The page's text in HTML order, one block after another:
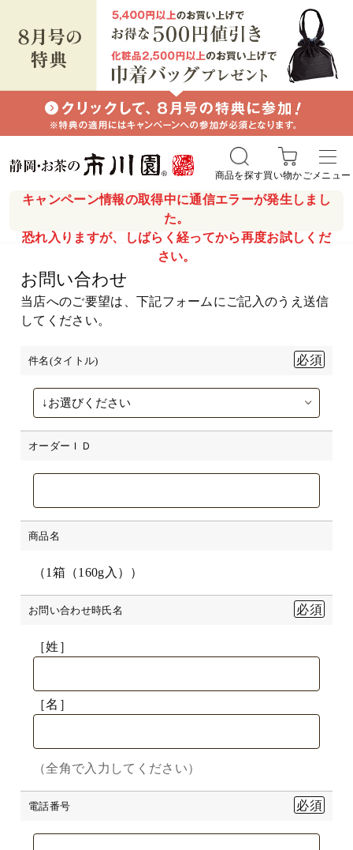
キャンペーン情報の取得中に通信エラーが発生しまし
た。
恐れ入りますが、しばらく経ってから再度お試しくだ
さい。
商品を探す買い物かごメニュー
お問い合わせ
当店へのご要望は、下記フォームにご記入のうえ送信
してください。
件名(タイトル)
オーダーＩＤ
商品名
（1箱（160g入））
お問い合わせ時氏名
［姓］
［名］
（全角で入力してください）
電話番号